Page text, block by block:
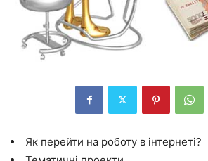
Як перейти на роботу в інтернеті?